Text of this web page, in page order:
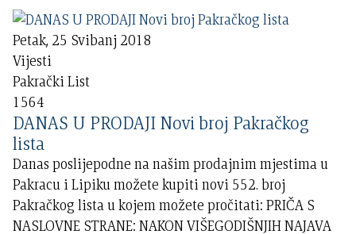
Petak, 25 Svibanj 2018
Vijesti
Pakrački List
1564
DANAS U PRODAJI Novi broj Pakračkog
lista
Danas poslijepodne na našim prodajnim mjestima u
Pakracu i Lipiku možete kupiti novi 552. broj
Pakračkog lista u kojem možete pročitati: PRIČA S
NASLOVNE STRANE: NAKON VIŠEGODIŠNJIH NAJAVA